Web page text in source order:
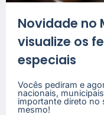
Novidade no
visualize os
especiais
Vocês pediram e
nacionais,
importante direto no
mesmo!